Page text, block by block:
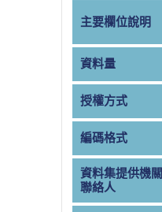
主要欄位說明
資料量
授權方式
編碼格式
資料集提供機關
聯絡人